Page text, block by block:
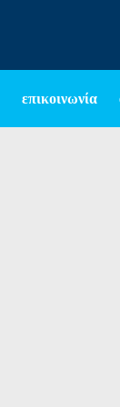
επικοινωνία